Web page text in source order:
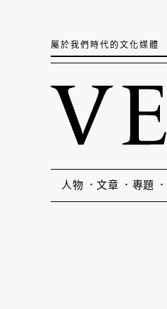
屬於我們時代的文化媒體
人物 文章 專題